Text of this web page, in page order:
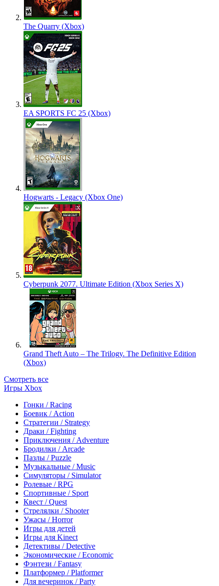
The Quarry (Xbox)
EA SPORTS FC 25 (Xbox)
Hogwarts - Legacy (Xbox One)
Cyberpunk 2077. Ultimate Edition (Xbox Series X)
Grand Theft Auto – The Trilogy. The Definitive Edition
(Xbox)
Смотреть все
Игры Xbox
Гонки / Racing
Боевик / Action
Стратегии / Strategy
Драки / Fighting
Приключения / Adventure
Бродилки / Arcade
Пазлы / Puzzle
Музыкальные / Music
Симуляторы / Simulator
Ролевые / RPG
Спортивные / Sport
Квест / Quest
Стрелялки / Shooter
Ужасы / Horror
Игры для детей
Игры для Kinect
Детективы / Detective
Экономические / Economic
Фэнтези / Fantasy
Платформер / Platformer
Для вечеринок / Party